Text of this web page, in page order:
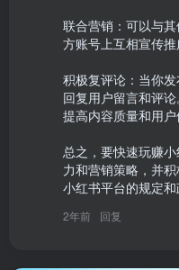
联合营销：可以与
方账号上互相宣传推
积极复评论：当你
回复用户留言和评
提高内容质量和用户
总之，要快速玩赚
力和营销策略，并
小红书平台的规定和
2年前 回复